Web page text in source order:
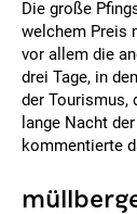
Die große
welchem Preis
vor allem die
drei Tage, in
der Tourismus,
lange Nacht
kommentierte